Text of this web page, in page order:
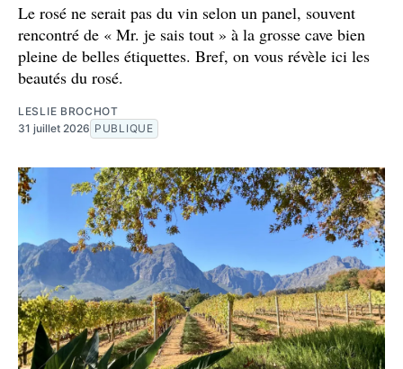
Le rosé ne serait pas du vin selon un panel, souvent
rencontré de « Mr. je sais tout » à la grosse cave bien
pleine de belles étiquettes. Bref, on vous révèle ici les
beautés du rosé.
LESLIE BROCHOT
31 juillet 2026 PUBLIQUE